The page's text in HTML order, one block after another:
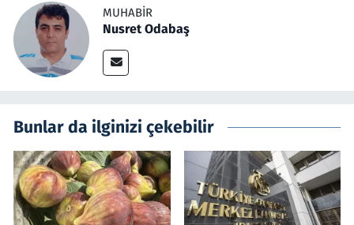
MUHABIR
Nusret Odabaş
Bunlar da ilginizi çekebilir